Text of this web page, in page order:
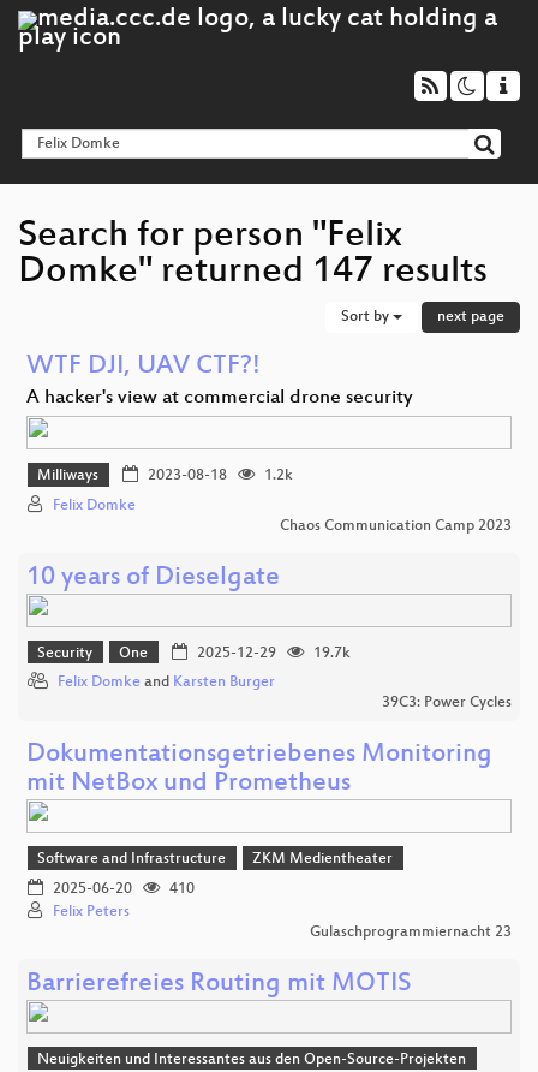
Search for person "Felix
Domke" returned 147 results
Sort by next page
WTF DJI, UAV CTF?!
A hacker's view at commercial drone security
Milliways 2023-08-18
1.2k
Felix Domke
Chaos Communication Camp 2023
10 years of Dieselgate
Security One 2025-12-29
19.7k
Felix Domke and Karsten Burger
39C3: Power Cycles
Dokumentationsgetriebenes Monitoring
mit NetBox und Prometheus
Software and Infrastructure
ZKM Medientheater
2025-06-20
410
Felix Peters
Gulaschprogrammiernacht 23
Barrierefreies Routing mit MOTIS
Neuigkeiten und Interessantes aus den Open-Source-Projekten